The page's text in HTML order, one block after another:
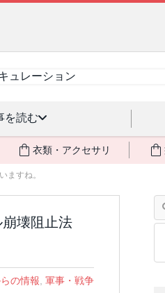
ュレーション」💖🏖️ 8月末までの購
を読む
衣類・アクセサリ
ますね。
崩壊阻止法
の情報 軍事・戦争